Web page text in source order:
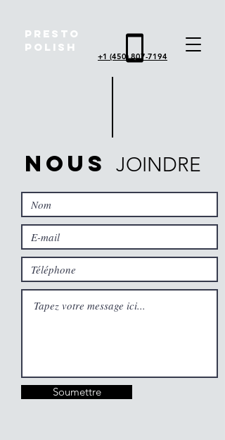
+1 (450) 807-7194
Presto
polish
NouS JOINDRE
Soumettre